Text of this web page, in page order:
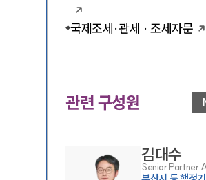
국제조세·관세 · 조세자문
관련 구성원
김대수
Senior Partner